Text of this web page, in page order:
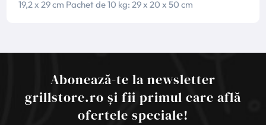
19,2 x 29 cm Pachet de 10 kg: 29 x 20 x 50 cm
Abonează-te la newsletter
grillstore.ro și fii primul care află
ofertele speciale!